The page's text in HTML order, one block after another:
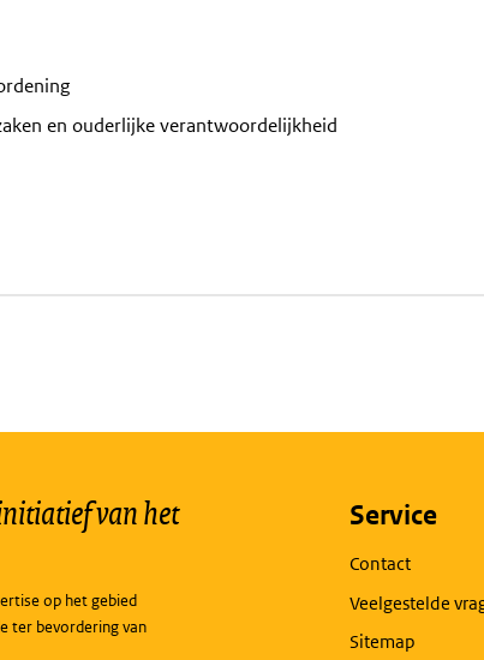
en ouderlijke verantwoordelijkheid
van het
op het gebied
ter bevordering van
Service
Contact
Veelgestelde
Sitemap